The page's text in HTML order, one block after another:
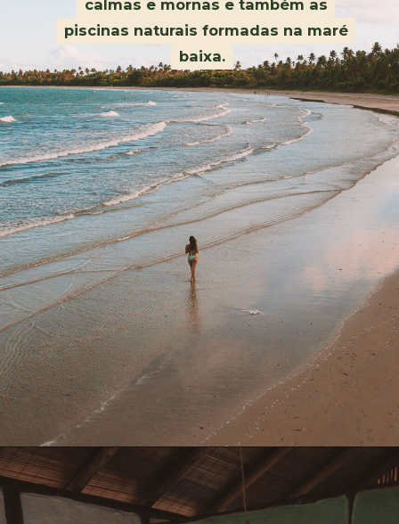
calmas e mornas e também as
piscinas naturais formadas na maré
baixa.
calmas e mornas e também as
piscinas naturais formadas na maré
baixa.
Opening https://www.maladeaventuras.com/morere-bahia/